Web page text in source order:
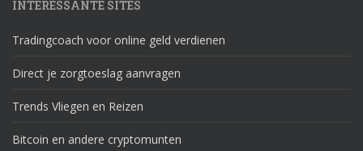
INTERESSANTE SITES
Tradingcoach voor online geld verdienen
Direct je zorgtoeslag aanvragen
Trends Vliegen en Reizen
Bitcoin en andere cryptomunten